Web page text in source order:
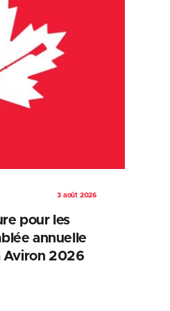
3 août 2026
pour les
annuelle
Aviron 2026